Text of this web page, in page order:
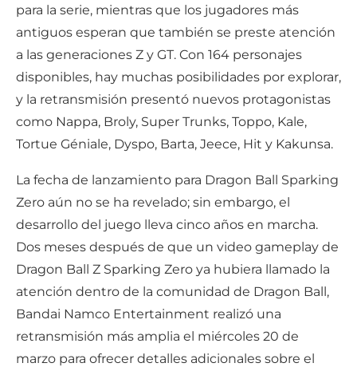
para la serie, mientras que los jugadores más
antiguos esperan que también se preste atención
a las generaciones Z y GT. Con 164 personajes
disponibles, hay muchas posibilidades por explorar,
y la retransmisión presentó nuevos protagonistas
como Nappa, Broly, Super Trunks, Toppo, Kale,
Tortue Géniale, Dyspo, Barta, Jeece, Hit y Kakunsa.
La fecha de lanzamiento para Dragon Ball Sparking
Zero aún no se ha revelado; sin embargo, el
desarrollo del juego lleva cinco años en marcha.
Dos meses después de que un video gameplay de
Dragon Ball Z Sparking Zero ya hubiera llamado la
atención dentro de la comunidad de Dragon Ball,
Bandai Namco Entertainment realizó una
retransmisión más amplia el miércoles 20 de
marzo para ofrecer detalles adicionales sobre el